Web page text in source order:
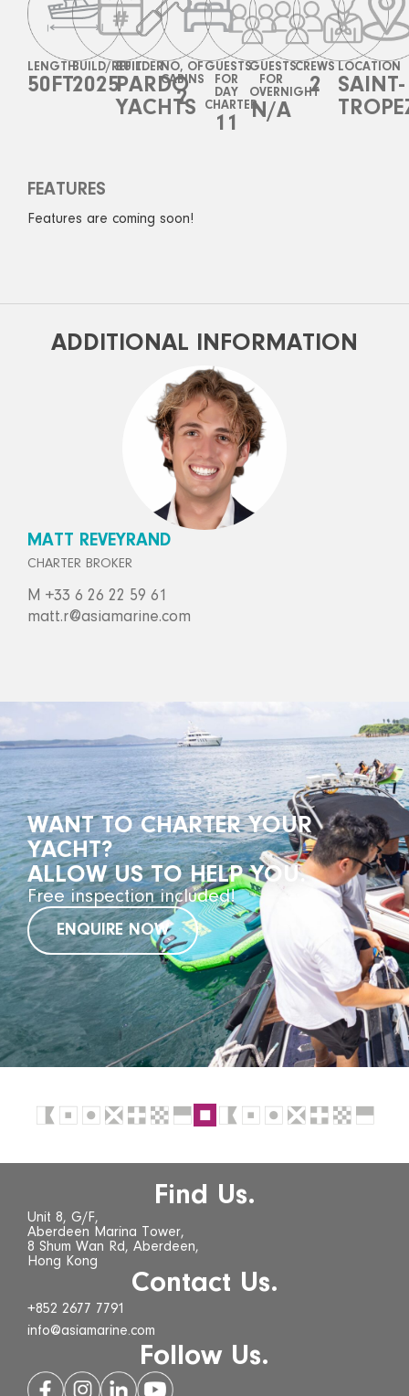
LENGTH
50FT
BUILD/REFIT
2025
BUILDER
PARDO
YACHTS
NO, OF
CABINS
2
GUESTS
FOR
DAY
CHARTER
11
GUESTS
FOR
OVERNIGHT
N/A
CREWS
2
LOCATION
SAINT-
FEATURES
Features are coming soon!
ADDITIONAL INFORMATION
MATT REVEYRAND
CHARTER BROKER
M +33 6 26 22 59 61
matt.r@asiamarine.com
WANT TO CHARTER YOUR
YACHT?
ALLOW US TO HELP YOU.
Free inspection included!
ENQUIRE NOW
Find Us.
Unit 8, G/F,
Aberdeen Marina Tower,
8 Shum Wan Rd, Aberdeen,
Hong Kong
Contact Us.
+852 2677 7791
info@asiamarine.com
Follow Us.